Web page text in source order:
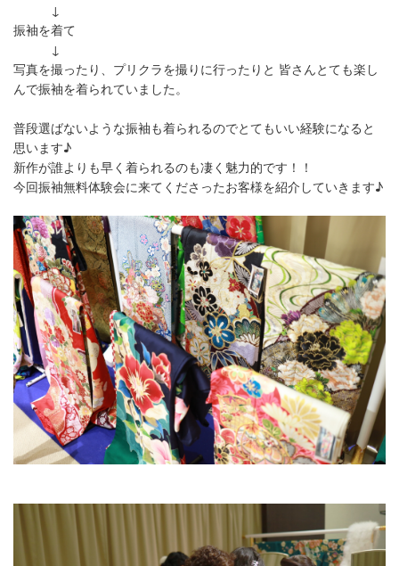
↓
振袖を着て
↓
写真を撮ったり、プリクラを撮りに行ったりと 皆さんとても楽し
んで振袖を着られていました。
普段選ばないような振袖も着られるのでとてもいい経験になると
思います♪
新作が誰よりも早く着られるのも凄く魅力的です！！
今回振袖無料体験会に来てくださったお客様を紹介していきます♪